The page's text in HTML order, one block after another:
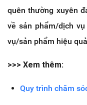
quên thường xuyên
về sản phẩm/dịch
vụ/sản phẩm hiệu
>>> Xem thêm:
Quy trình chăm